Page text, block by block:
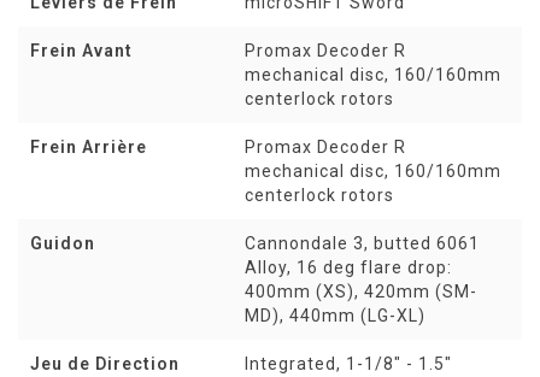
Frein Avant
Promax Decoder R
mechanical disc, 160/160mm
centerlock rotors
Frein Arrière
Promax Decoder R
mechanical disc, 160/160mm
centerlock rotors
Guidon
Cannondale 3, butted 6061
Alloy, 16 deg flare drop:
400mm (XS), 420mm (SM-
MD), 440mm (LG-XL)
Jeu de Direction Integrated, 1-1/8" - 1.5"